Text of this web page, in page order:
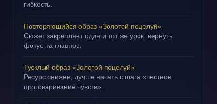
гибкость.
Повторяющийся образ «Золотой поцелуй»
Сюжет закрепляет один и тот же урок: вернуть
фокус на главное.
Тусклый образ «Золотой поцелуй»
Ресурс снижен; лучше начать с шага «честное
проговаривание чувств».